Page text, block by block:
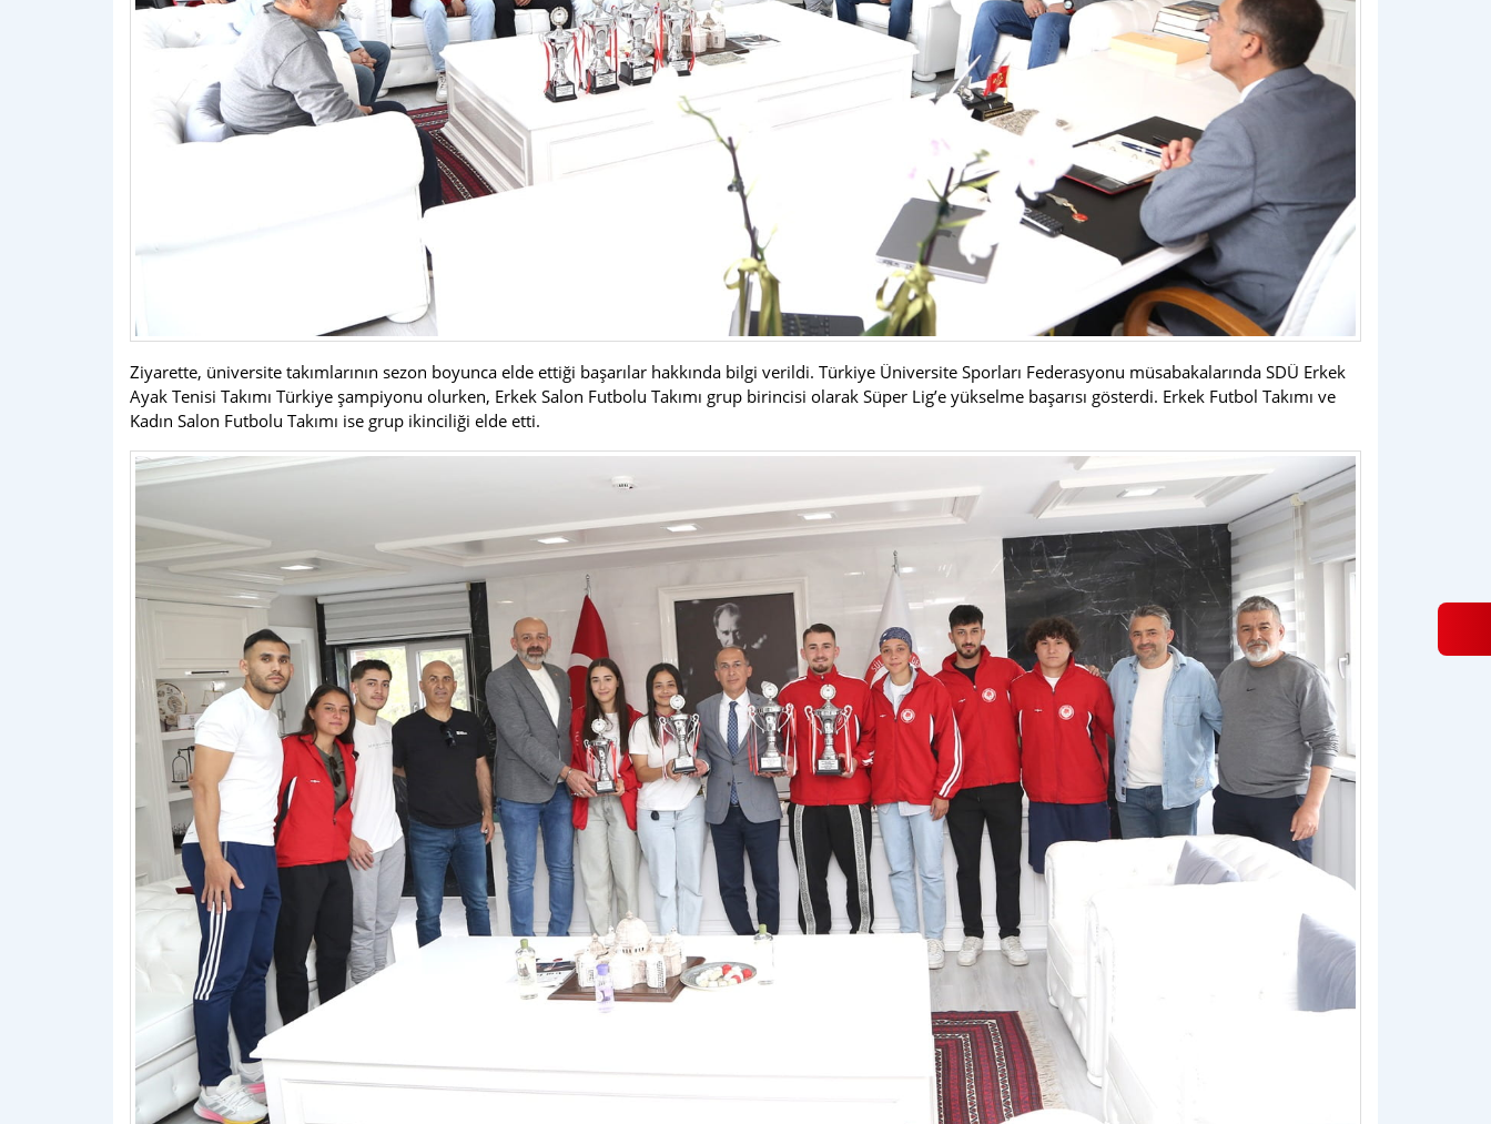
Ziyarette, üniversite takımlarının sezon boyunca elde ettiği başarılar hakkında bilgi verildi. Türkiye Üniversite Sporları Federasyonu müsabakalarında SDÜ Erkek
Ayak Tenisi Takımı Türkiye şampiyonu olurken, Erkek Salon Futbolu Takımı grup birincisi olarak Süper Lig’e yükselme başarısı gösterdi. Erkek Futbol Takımı ve
Kadın Salon Futbolu Takımı ise grup ikinciliği elde etti.